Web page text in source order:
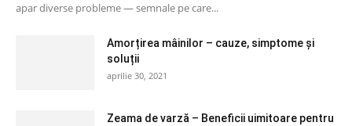
apar diverse probleme — semnale pe care...
Amorțirea mâinilor – cauze, simptome și
soluții
aprilie 30, 2021
Zeama de varză – Beneficii uimitoare pentru